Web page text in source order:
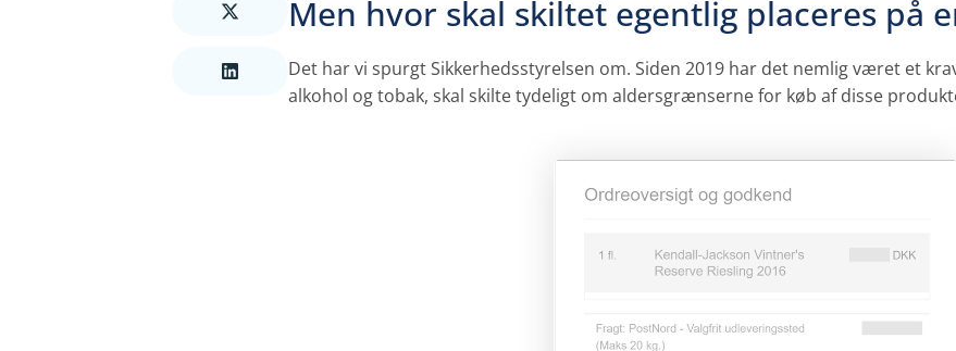
Men hvor skal skiltet egentlig placeres på
Det har vi spurgt Sikkerhedsstyrelsen om. Siden 2019 har det nemlig været et
alkohol og tobak, skal skilte tydeligt om aldersgrænserne for køb af disse